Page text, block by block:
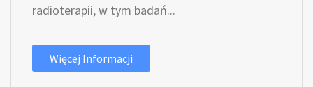
radioterapii, w tym badań...
Więcej Informacji